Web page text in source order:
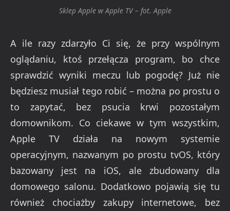
Sklep Apple w Apple TV – fot. Apple
A ile razy zdarzyło Ci się, że przy wspólnym
oglądaniu, ktoś przełącza program, bo chce
sprawdzić wyniki meczu lub pogodę? Już nie
będziesz musiał tego robić – można po prostu o
to zapytać, bez psucia krwi pozostałym
domownikom. Co ciekawe w tym wszystkim,
Apple TV działa na nowym systemie
operacyjnym, nazwanym po prostu tvOS, który
bazowany jest na iOS, ale zbudowany dla
domowego salonu. Dodatkowo pojawią się tu
również chociażby zakupy internetowe, bez